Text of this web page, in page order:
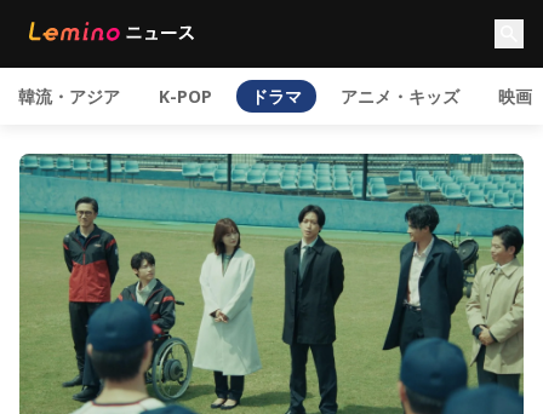
韓流・アジア K-POP ドラマ アニメ・キッズ 映画